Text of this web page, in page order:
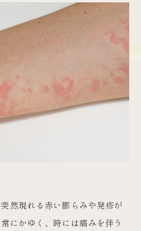
然現れる赤い膨らみや発疹が
にかゆく、時には痛みを伴う